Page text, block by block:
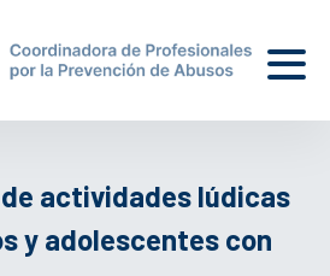
actividades lúdicas
y adolescentes con